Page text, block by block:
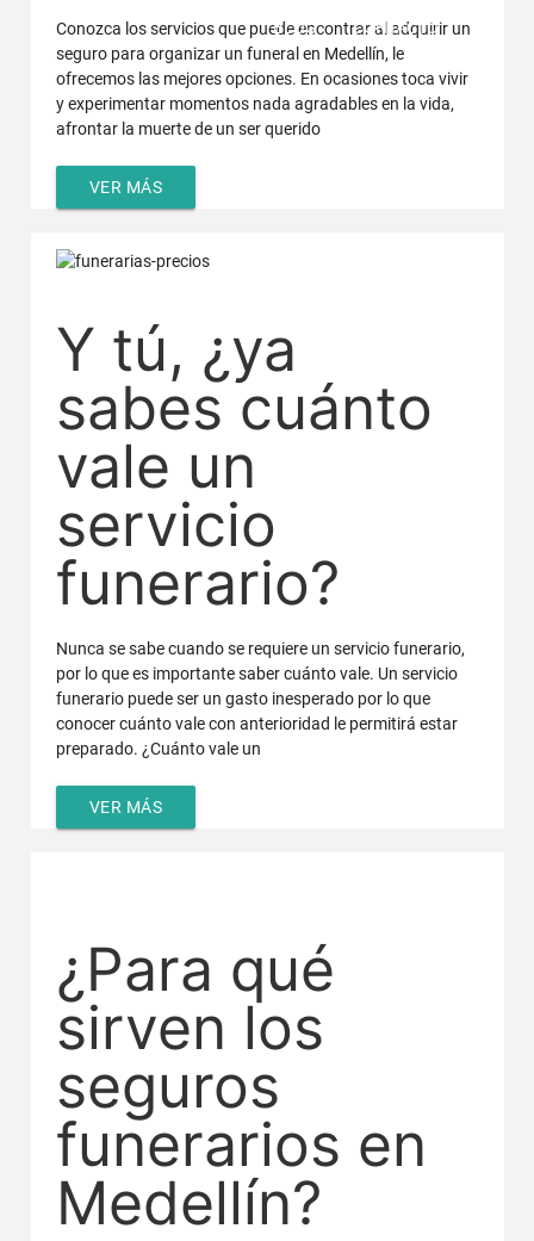
BLOG CONTACTO
Conozca los servicios que puede encontrar al adquirir un
seguro para organizar un funeral en Medellín, le
ofrecemos las mejores opciones. En ocasiones toca vivir
y experimentar momentos nada agradables en la vida,
afrontar la muerte de un ser querido
VER MÁS
Y tú, ¿ya
sabes cuánto
vale un
servicio
funerario?
Nunca se sabe cuando se requiere un servicio funerario,
por lo que es importante saber cuánto vale. Un servicio
funerario puede ser un gasto inesperado por lo que
conocer cuánto vale con anterioridad le permitirá estar
preparado. ¿Cuánto vale un
VER MÁS
¿Para qué
sirven los
seguros
funerarios en
Medellín?